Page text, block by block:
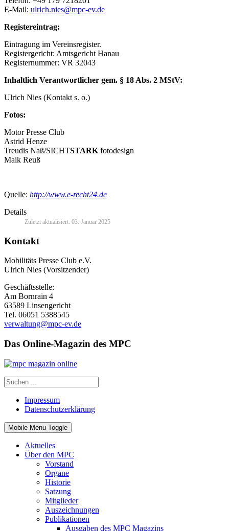
E-Mail: ulrich.nies@mpc-ev.de
Registereintrag:
Eintragung im Vereinsregister.
Registergericht: Amtsgericht Hanau
Registernummer: VR 32043
Inhaltlich Verantwortlicher gem. § 18 Abs. 2 MStV:
Ulrich Nies (Kontakt s. o.)
Fotos:
Motor Presse Club
Astrid Henze
Treudis Naß/SICHTSTARK fotodesign
Maik Reuß
Quelle: http://www.e-recht24.de
Details
Zuletzt aktualisiert: 03. Januar 2025
Kontakt
Mobilitäts Presse Club e.V.
Ulrich Nies (Vorsitzender)
Geschäftsstelle:
Am Bornrain 4
63589 Linsengericht
Tel. 06051 5388545
verwaltung@mpc-ev.de
Das Online-Magazin des MPC
Impressum
Datenschutzerklärung
Mobile Menu Toggle
Aktuelles
Über den MPC
Vorstand
Organe
Historie
Satzung
Mitglieder
Auszeichnungen
Publikationen
Ausgaben des MPC Magazins